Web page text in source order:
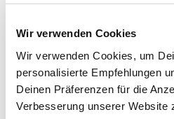
Wir verwenden Cookies
Wir verwenden Cookies, um
personalisierte Empfehlungen
Deinen Präferenzen für die
Verbesserung unserer Website
Pflegeprodukte
Spenden
Tiertafel
Zubhör
Tierhaltung
Wildtier
Welpenschule